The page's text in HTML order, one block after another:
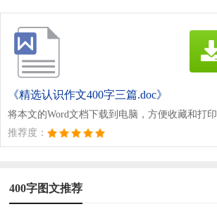
《精选认识作文400字三篇.doc》
将本文的Word文档下载到电脑，方便收藏和打印
推荐度：
400字图文推荐